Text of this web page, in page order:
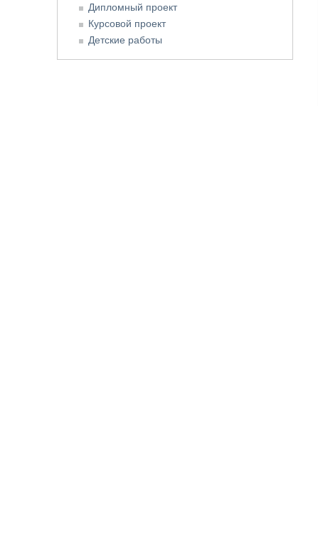
Дипломный проект
Курсовой проект
Детские работы